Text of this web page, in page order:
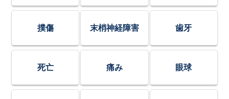
撲傷 末梢神経障害 歯牙
死亡 痛み 眼球